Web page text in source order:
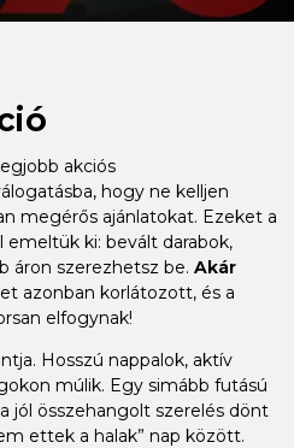
akciós
hogy ne kelljen
megérős ajánlatokat. Ezeket a
ki: bevált darabok,
áron szerezhetsz be. Akár
azonban korlátozott, és a
elfogynak!
Hosszú nappalok, aktív
múlik. Egy simább futású
jól összehangolt szerelés dönt
ettek a halak” nap között.